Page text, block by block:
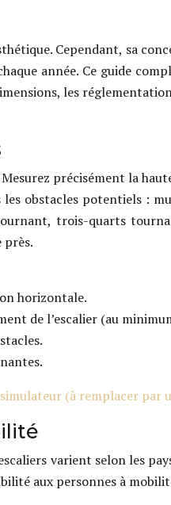
Cependant, sa
année. Ce guide
les
précisément la
obstacles potentiels :
trois-quarts
près.
horizontale.
de l’escalier (au
(à remplacer par
varient selon les
aux personnes à